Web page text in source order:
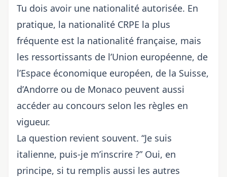
Tu dois avoir une nationalité autorisée. En
pratique, la nationalité CRPE la plus
fréquente est la nationalité française, mais
les ressortissants de l’Union européenne, de
l’Espace économique européen, de la Suisse,
d’Andorre ou de Monaco peuvent aussi
accéder au concours selon les règles en
vigueur.
La question revient souvent. “Je suis
italienne, puis-je m’inscrire ?” Oui, en
principe, si tu remplis aussi les autres